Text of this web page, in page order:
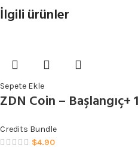
İlgili ürünler
Sepete Ekle
ZDN Coin – Başlangıç+
Credits Bundle
$4.90